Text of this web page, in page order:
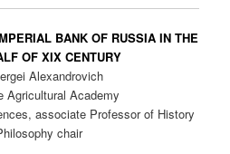
BANK OF RUSSIA IN THE
OF XIX CENTURY
Alexandrovich
Agricultural Academy
associate Professor of History
chair